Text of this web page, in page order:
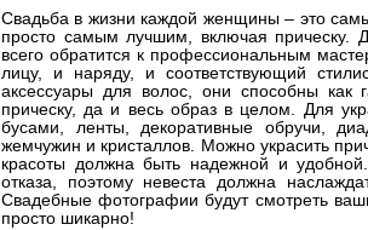
Свадьба в жизни каждой женщины – это
просто самым лучшим, включая прическу.
всего обратится к профессиональным
лицу, и наряду, и соответствующий
аксессуары для волос, они способны как
прическу, да и весь образ в целом. Для
бусами, ленты, декоративные обручи,
жемчужин и кристаллов. Можно украсить
красоты должна быть надежной и
отказа, поэтому невеста должна
Свадебные фотографии будут смотреть
просто шикарно!